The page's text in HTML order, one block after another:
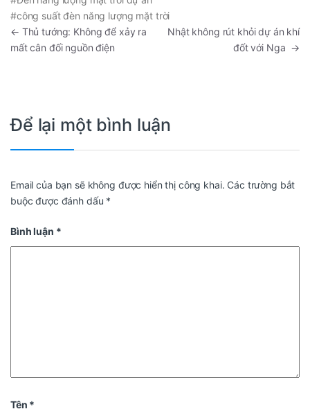
#công suất đèn năng lượng mặt trời
← Thủ tướng: Không để xảy ra
mất cân đối nguồn điện
Nhật không rút khỏi dự án khí
đốt với Nga →
Để lại một bình luận
Email của bạn sẽ không được hiển thị công khai. Các trường bắt
buộc được đánh dấu *
Bình luận *
Tên *